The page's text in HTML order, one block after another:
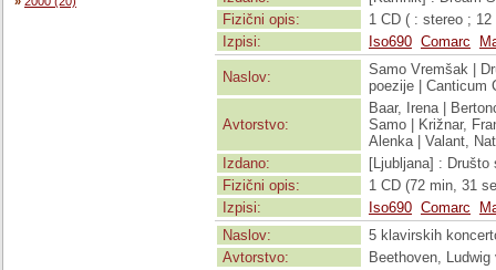
Fizični opis:
1 CD ( : stereo ; 12
Izpisi:
Iso690 Comarc
Naslov:
Samo Vremšak |
poezije | Canticum
Avtorstvo:
Baar, Irena |
Samo | Križnar,
Alenka | Valant,
Izdano:
[Ljubljana] :
Fizični opis:
1 CD (72 min, 31
Izpisi:
Iso690 Comarc
Naslov:
5 klavirskih
Avtorstvo:
Beethoven,